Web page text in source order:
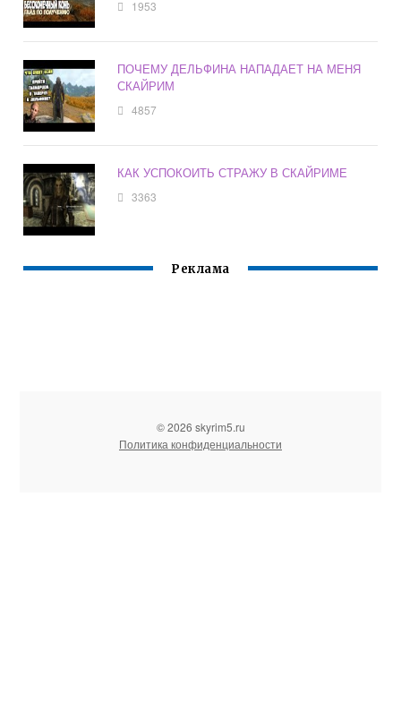
1953
ПОЧЕМУ ДЕЛЬФИНА НАПАДАЕТ НА МЕНЯ
СКАЙРИМ
4857
КАК УСПОКОИТЬ СТРАЖУ В СКАЙРИМЕ
3363
Реклама
© 2026 skyrim5.ru
Политика конфиденциальности